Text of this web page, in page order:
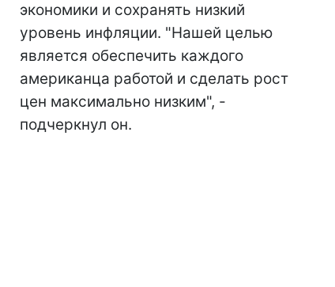
экономики и сохранять низкий
уровень инфляции. "Нашей целью
является обеспечить каждого
американца работой и сделать рост
цен максимально низким", -
подчеркнул он.